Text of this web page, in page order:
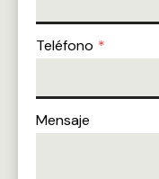
Teléfono *
Mensaje